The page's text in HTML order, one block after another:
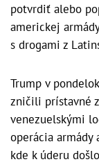
potvrdiť alebo
americkej
s drogami z
Trump v
zničili prístavné
venezuelskými
operácia armády
kde k úderu